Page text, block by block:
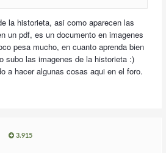
la historieta, asi como aparecen las
un pdf, es un documento en imagenes
pesa mucho, en cuanto aprenda bien
subo las imagenes de la historieta :)
a hacer algunas cosas aqui en el foro.
3.915